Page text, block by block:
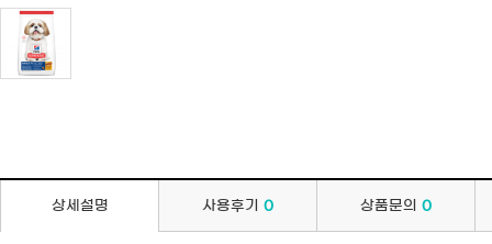
상세설명 사용후기 0 상품문의 0